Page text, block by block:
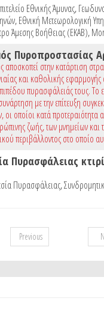
Εθνικής Άμυνας,
,Εθνική Μετεωρολογική
Άμεσης Βοήθειας (ΕΚΑΒ),
στην κατάρτιση
και καθολικής
πυρασφάλειάς τους. Το
με την επίτευξη
οποίοι κατά
ζωής, των μνημείων
περιβάλλοντος στο οποίο
Πυρασφάλειας,
Previous